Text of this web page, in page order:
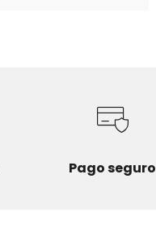
Pago seguro